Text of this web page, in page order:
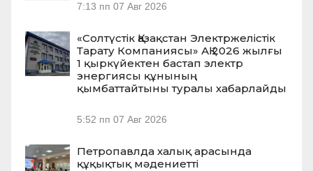
7:13 пп 07 Авг 2026
«Солтүстік Қазақстан Электржелістік
Тарату Компаниясы» АҚ 2026 жылғы
1 қыркүйектен бастап электр
энергиясы құнының
қымбаттайтыны туралы хабарлайды
5:52 пп 07 Авг 2026
Петропавлда халық арасында
құқықтық мәдениетті